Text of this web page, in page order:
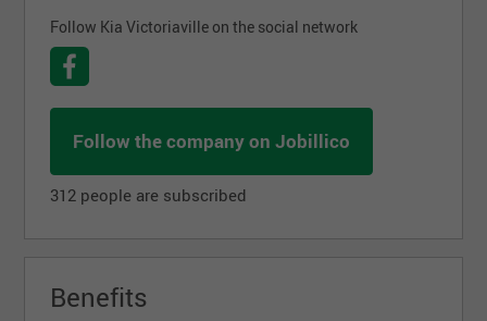
Follow Kia Victoriaville on the social network
Follow the company on Jobillico
312 people are subscribed
Benefits